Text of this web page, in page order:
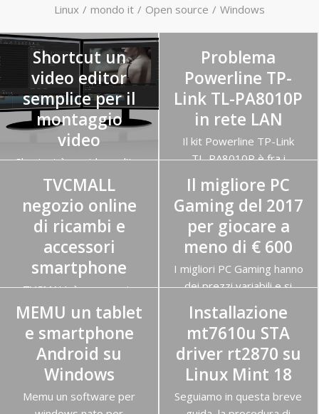
Linux / mondo it / Open source / Windows
Shortcut un
video editor
semplice per il
montaggio
video
Shortcut è un video editor
avanzato open source per
Linux,…
30 Settembre 2017
Problema
Powerline TP-
Link TL-PA8010P
in rete LAN
Il kit Powerline TP-Link
TL-PA8010P è fra i
migliori powerline…
31 Agosto 2017
TVCMALL
negozio online
di ricambi e
accessori
smartphone
TVCMALL è un negozio
cinese per acquisti online
fondato nel…
26 Luglio 2017
Il migliore PC
Gaming del 2017
per giocare a
meno di € 600
I migliori PC Gaming hanno
dei prezzi variabili e si
aggirano…
18 Luglio 2017
MEMU un tablet
e smartphone
Android su
Windows
Memu un software per
Installazione
mt7610u STA
driver rt2870 su
Linux Mint 18
Seguiamo in questa breve